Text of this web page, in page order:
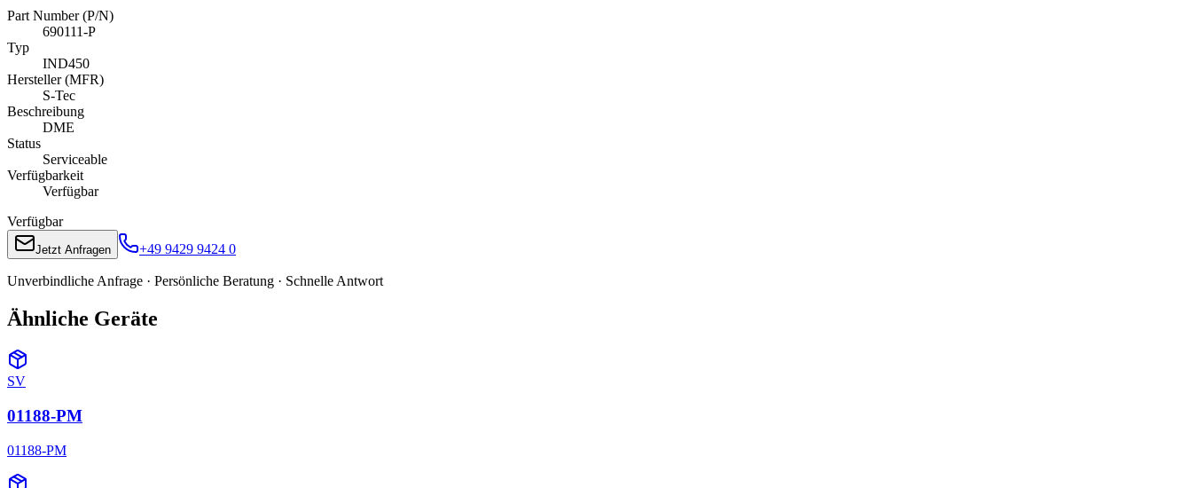
Part Number (P/N)
690111-P
Typ
IND450
Hersteller (MFR)
S-Tec
Beschreibung
DME
Status
Serviceable
Verfügbarkeit
Verfügbar
Verfügbar
Jetzt Anfragen +49 9429 9424 0
Unverbindliche Anfrage · Persönliche Beratung · Schnelle Antwort
Ähnliche Geräte
SV
01188-PM
01188-PM